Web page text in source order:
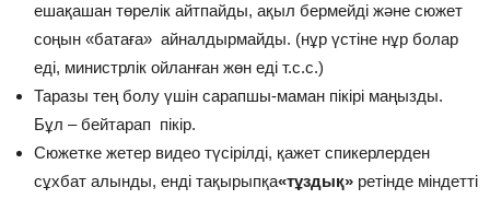
ешақашан төрелік айтпайды, ақыл бермейді және сюжет
соңын «батаға» айналдырмайды. (нұр үстіне нұр болар
еді, министрлік ойланған жөн еді т.с.с.)
Таразы тең болу үшін сарапшы-маман пікірі маңызды.
Бұл – бейтарап пікір.
Сюжетке жетер видео түсірілді, қажет спикерлерден
сұхбат алынды, енді тақырыпқа«тұздық» ретінде міндетті